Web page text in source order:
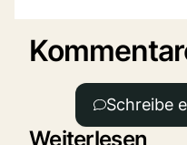
Schreibe
Weiterlesen